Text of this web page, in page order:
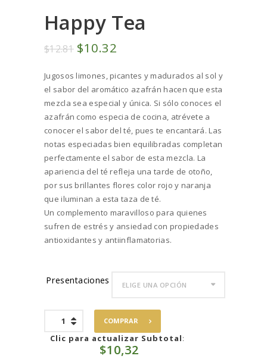
Happy Tea
$1281 El
original
era:
$128
1
.
$10 32
actual
es:
$103
2
.
Jugosos limones, picantes y madurados al sol y
el sabor del aromático azafrán hacen que esta
mezcla sea especial y única. Si sólo conoces el
azafrán como especia de cocina, atrévete a
conocer el sabor del té, pues te encantará. Las
notas especiadas bien equilibradas completan
perfectamente el sabor de esta mezcla. La
apariencia del té refleja una tarde de otoño,
por sus brillantes flores color rojo y naranja
que iluminan a esta taza de té.
Un complemento maravilloso para quienes
sufren de estrés y ansiedad con propiedades
antioxidantes y antiinflamatorias.
Presentaciones
cantidad
COMPRAR
Clic para actualizar Subtotal:
$10,32